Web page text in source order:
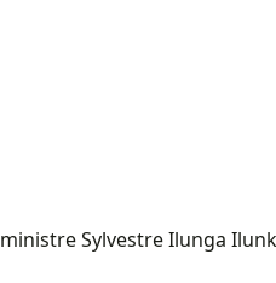
Sylvestre Ilunga